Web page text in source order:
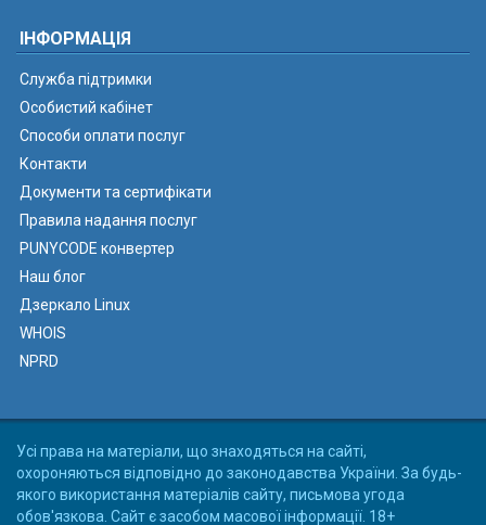
ІНФОРМАЦІЯ
Служба підтримки
Особистий кабінет
Способи оплати послуг
Контакти
Документи та сертифікати
Правила надання послуг
PUNYCODE конвертер
Наш блог
Дзеркало Linux
WHOIS
NPRD
Усі права на матеріали, що знаходяться на сайті,
охороняються відповідно до законодавства України. За будь-
якого використання матеріалів сайту, письмова угода
обов'язкова. Сайт є засобом масової інформації. 18+